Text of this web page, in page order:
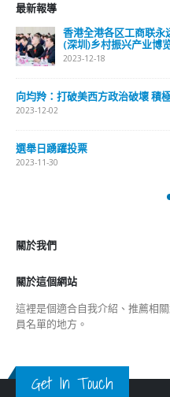
最新報導
香港全港各区工商联永
(深圳)乡村振兴产业博
2023-12-18
向均羚：打破美西方政治破壞 積
2023-12-02
選舉日踴躍投票
2023-11-30
關於我們
關於這個網站
這裡是個適合自我介紹、推薦相
員名單的地方。
Get In Touch